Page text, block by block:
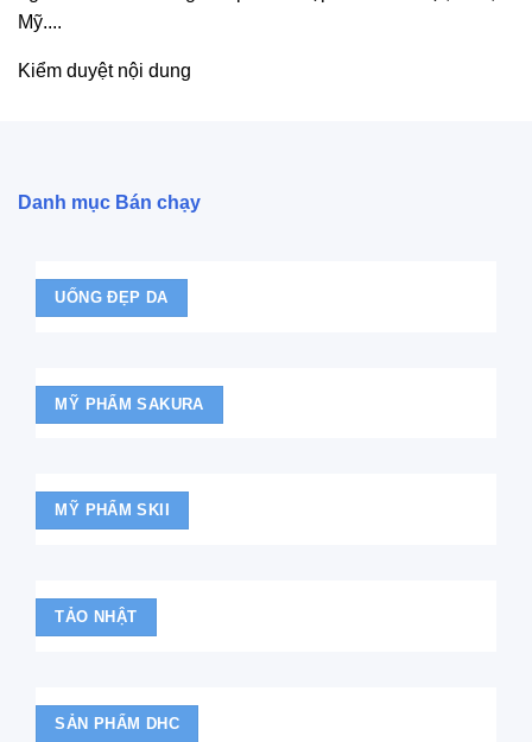
Mỹ....
Kiểm duyệt nội dung
Danh mục Bán chạy
UỐNG ĐẸP DA
MỸ PHẨM SAKURA
MỸ PHẨM SKII
TẢO NHẬT
SẢN PHẨM DHC